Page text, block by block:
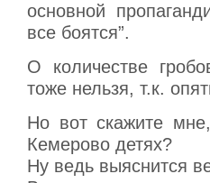
основной
все боятся”.
О количестве
тоже нельзя, т.к.
Но вот скажите
Кемерово детях?
Ну ведь выяснится